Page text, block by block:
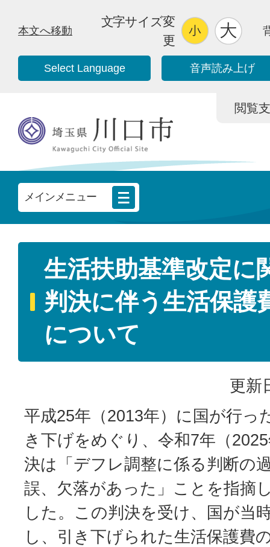
本文へ移動
文字サイズ変
更
Select Language 音声読み上げ
閲覧
メインメニュー
生活扶助基準改定に
判決に伴う生活保護
について
更新
平成25年（2013年）に国が行っ
き下げをめぐり、令和7年（
決は「デフレ調整に係る判断の
誤、欠落があった」ことを指摘
した。この判決を受け、国が当
し、引き下げられた生活保護費